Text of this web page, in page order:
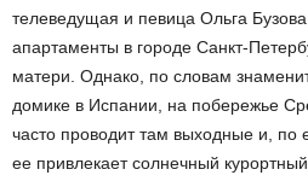
телеведущая и певица Ольга
апартаменты в городе Санкт-
матери. Однако, по словам
домике в Испании, на побережье
часто проводит там выходные и, по
ее привлекает солнечный